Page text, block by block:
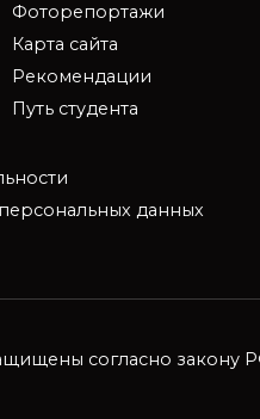
Фоторепортажи
Карта сайта
Рекомендации
Путь студента
данных
согласно